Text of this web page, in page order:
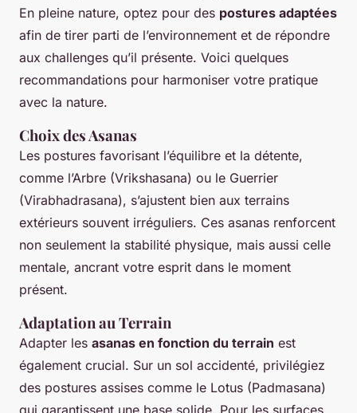
En pleine nature, optez pour des postures adaptées
afin de tirer parti de l’environnement et de répondre
aux challenges qu’il présente. Voici quelques
recommandations pour harmoniser votre pratique
avec la nature.
Choix des Asanas
Les postures favorisant l’équilibre et la détente,
comme l’Arbre (Vrikshasana) ou le Guerrier
(Virabhadrasana), s’ajustent bien aux terrains
extérieurs souvent irréguliers. Ces asanas renforcent
non seulement la stabilité physique, mais aussi celle
mentale, ancrant votre esprit dans le moment
présent.
Adaptation au Terrain
Adapter les asanas en fonction du terrain est
également crucial. Sur un sol accidenté, privilégiez
des postures assises comme le Lotus (Padmasana)